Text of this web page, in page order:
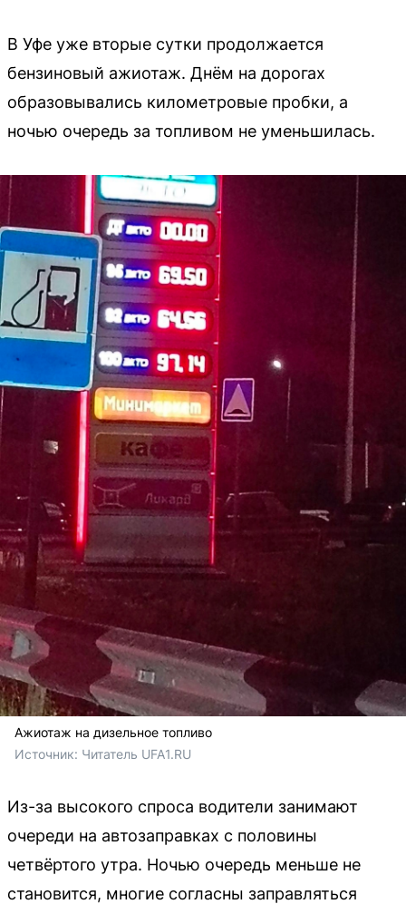
В Уфе уже вторые сутки продолжается
бензиновый ажиотаж. Днём на дорогах
образовывались километровые пробки, а
ночью очередь за топливом не уменьшилась.
Ажиотаж на дизельное топливо
Источник: Читатель UFA1.RU
Из-за высокого спроса водители занимают
очереди на автозаправках с половины
четвёртого утра. Ночью очередь меньше не
становится, многие согласны заправляться